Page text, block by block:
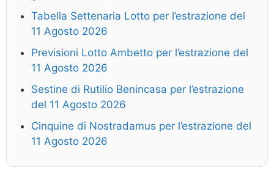
Tabella Settenaria Lotto per l’estrazione del
11 Agosto 2026
Previsioni Lotto Ambetto per l’estrazione del
11 Agosto 2026
Sestine di Rutilio Benincasa per l’estrazione
del 11 Agosto 2026
Cinquine di Nostradamus per l’estrazione del
11 Agosto 2026